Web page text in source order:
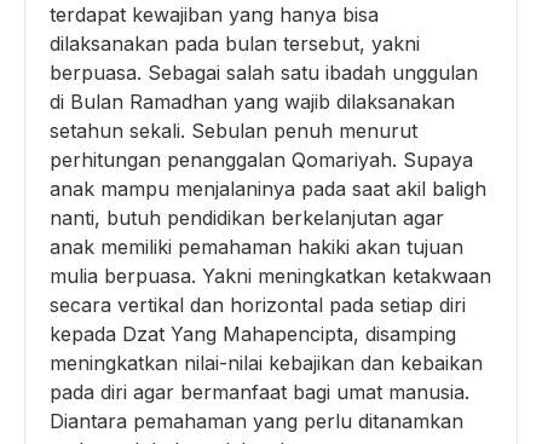
terdapat kewajiban yang hanya bisa
dilaksanakan pada bulan tersebut, yakni
berpuasa. Sebagai salah satu ibadah unggulan
di Bulan Ramadhan yang wajib dilaksanakan
setahun sekali. Sebulan penuh menurut
perhitungan penanggalan Qomariyah. Supaya
anak mampu menjalaninya pada saat akil baligh
nanti, butuh pendidikan berkelanjutan agar
anak memiliki pemahaman hakiki akan tujuan
mulia berpuasa. Yakni meningkatkan ketakwaan
secara vertikal dan horizontal pada setiap diri
kepada Dzat Yang Mahapencipta, disamping
meningkatkan nilai-nilai kebajikan dan kebaikan
pada diri agar bermanfaat bagi umat manusia.
Diantara pemahaman yang perlu ditanamkan